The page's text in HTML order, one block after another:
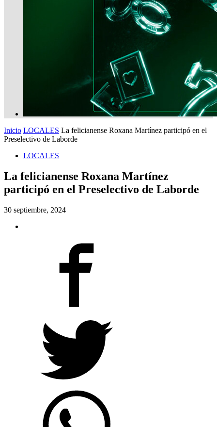
Inicio LOCALES La felicianense Roxana Martínez participó en el
Preselectivo de Laborde
LOCALES
La felicianense Roxana Martínez
participó en el Preselectivo de Laborde
30 septiembre, 2024